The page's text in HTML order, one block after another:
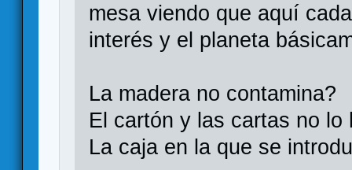
mesa viendo que aquí
interés y el planeta
La madera no contamina?
El cartón y las cartas no lo
La caja en la que se